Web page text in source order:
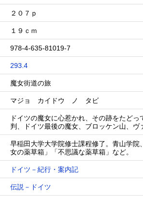
２０７ｐ
１９ｃｍ
978-4-635-81019-7
293.4
魔女街道の旅
マジョ カイドウ ノ タビ
ドイツの魔女に心惹かれ、その跡をたど
判、ドイツ最後の魔女、ブロッケン山、
早稲田大学大学院修士課程修了。青山学
女の薬草箱」「不思議な薬草箱」など。
ドイツ－紀行・案内記
伝説－ドイツ